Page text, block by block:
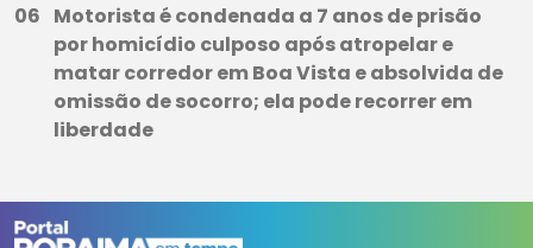
Motorista é condenada a 7 anos de prisão
por homicídio culposo após atropelar e
matar corredor em Boa Vista e absolvida de
omissão de socorro; ela pode recorrer em
liberdade